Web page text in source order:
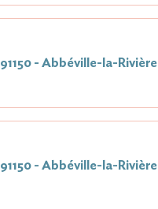
91150 - Abbéville-la-Rivière
91150 - Abbéville-la-Rivière